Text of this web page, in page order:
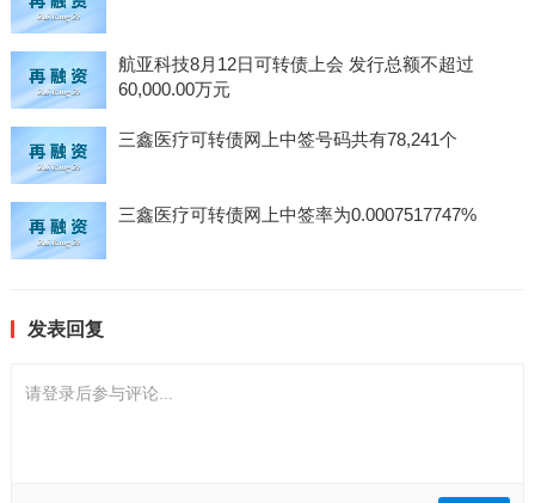
航亚科技8月12日可转债上会 发行总额不超过
60,000.00万元
三鑫医疗可转债网上中签号码共有78,241个
三鑫医疗可转债网上中签率为0.0007517747%
发表回复
请登录后参与评论...